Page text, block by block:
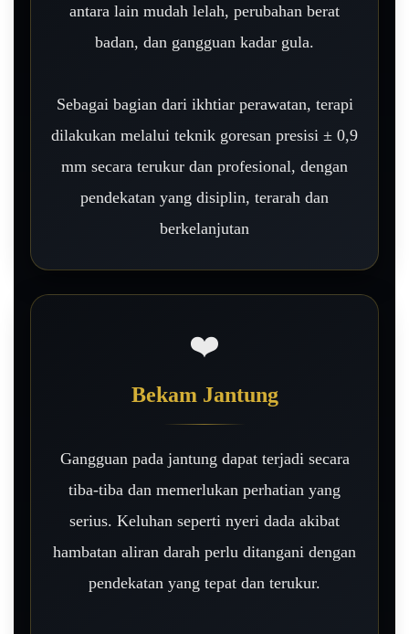
antara lain mudah lelah, perubahan berat
badan, dan gangguan kadar gula.
Sebagai bagian dari ikhtiar perawatan, terapi
dilakukan melalui teknik goresan presisi ± 0,9
mm secara terukur dan profesional, dengan
pendekatan yang disiplin, terarah dan
berkelanjutan
❤️
Bekam Jantung
Gangguan pada jantung dapat terjadi secara
tiba-tiba dan memerlukan perhatian yang
serius. Keluhan seperti nyeri dada akibat
hambatan aliran darah perlu ditangani dengan
pendekatan yang tepat dan terukur.